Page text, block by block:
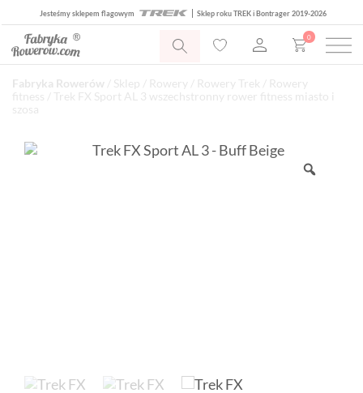
Jesteśmy sklepem flagowym Sklep roku TREK i Bontrager 2019-2026
0
Fabryka Rowerów Sklep Rowery Rowery Trek
Rowery
fitness
/ Trek FX Sport AL 3 wszechstronny rower fitness miasto i
szosa